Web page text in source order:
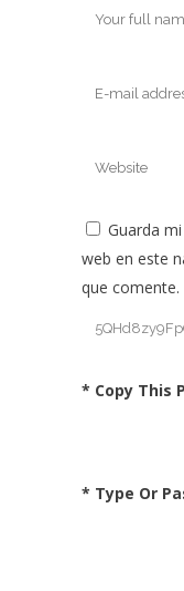
Guarda
web en este
que comente.
* Copy This
* Type Or